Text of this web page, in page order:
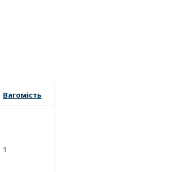
Вагомість
1